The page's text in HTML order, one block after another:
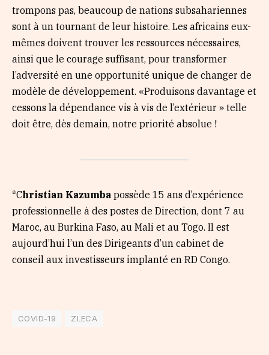
trompons pas, beaucoup de nations subsahariennes
sont à un tournant de leur histoire. Les africains eux-
mêmes doivent trouver les ressources nécessaires,
ainsi que le courage suffisant, pour transformer
l’adversité en une opportunité unique de changer de
modèle de développement. «Produisons davantage et
cessons la dépendance vis à vis de l’extérieur » telle
doit être, dès demain, notre priorité absolue !
*Christian Kazumba possède 15 ans d’expérience
professionnelle à des postes de Direction, dont 7 au
Maroc, au Burkina Faso, au Mali et au Togo. Il est
aujourd’hui l’un des Dirigeants d’un cabinet de
conseil aux investisseurs implanté en RD Congo.
COVID-19 ZLECA